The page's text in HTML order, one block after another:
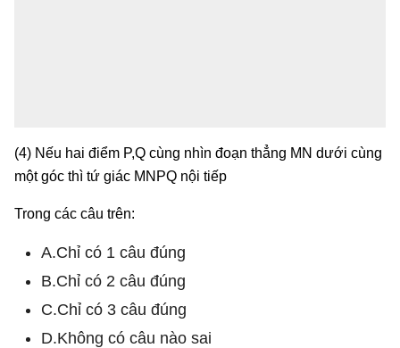
(4) Nếu hai điểm P,Q cùng nhìn đoạn thẳng MN dưới cùng
một góc thì tứ giác MNPQ nội tiếp
Trong các câu trên:
A.Chỉ có 1 câu đúng
B.Chỉ có 2 câu đúng
C.Chỉ có 3 câu đúng
D.Không có câu nào sai